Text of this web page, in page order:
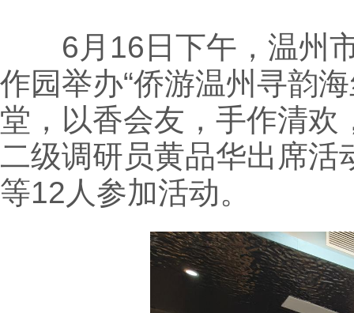
6月16日下午，温州市
作园举办“侨游温州寻韵
堂，以香会友，手作清欢
二级调研员黄品华出席活
等12人参加活动。